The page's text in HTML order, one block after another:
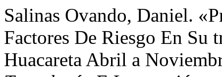
Salinas Ovando, Daniel.
Factores De Riesgo En
Huacareta Abril a